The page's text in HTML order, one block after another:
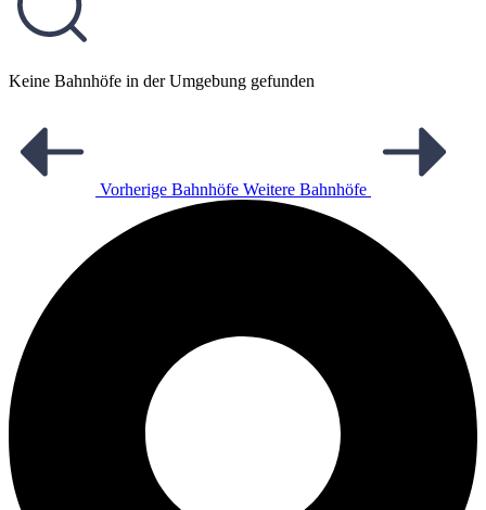
Keine Bahnhöfe in der Umgebung gefunden
Vorherige Bahnhöfe Weitere Bahnhöfe